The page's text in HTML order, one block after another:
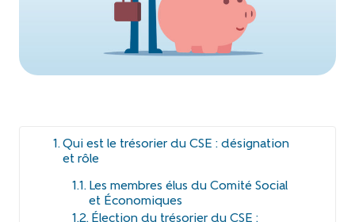
Qui est le trésorier du CSE : désignation
et rôle
Les membres élus du Comité Social
et Économiques
Élection du trésorier du CSE :